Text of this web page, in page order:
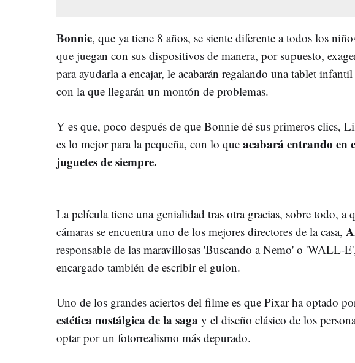
Bonnie, que ya tiene 8 años, se siente diferente a todos los
que juegan con sus dispositivos de manera, por supuesto,
para ayudarla a encajar, le acabarán regalando una tablet
con la que llegarán un montón de problemas.
Y es que, poco después de que Bonnie dé sus primeros clics,
es lo mejor para la pequeña, con lo que acabará entrando en
juguetes de siempre.
La película tiene una genialidad tras otra gracias, sobre todo, a
cámaras se encuentra uno de los mejores directores de la casa,
responsable de las maravillosas 'Buscando a Nemo' o 'WALL-
encargado también de escribir el guion.
Uno de los grandes aciertos del filme es que Pixar ha optado
estética nostálgica de la saga y el diseño clásico de los
optar por un fotorrealismo más depurado.